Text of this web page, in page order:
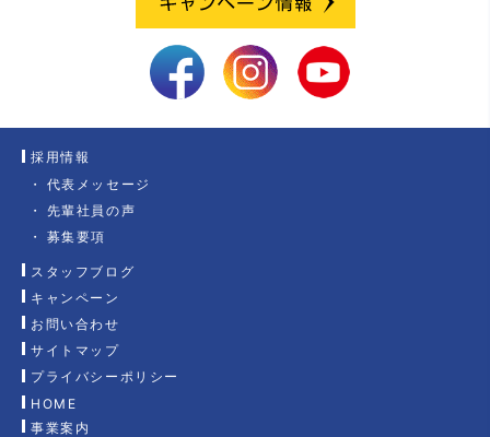
HOME
事業案内
採用情報
代表メッセージ
先輩社員の声
募集要項
スタッフブログ
キャンペーン
お問い合わせ
サイトマップ
プライバシーポリシー